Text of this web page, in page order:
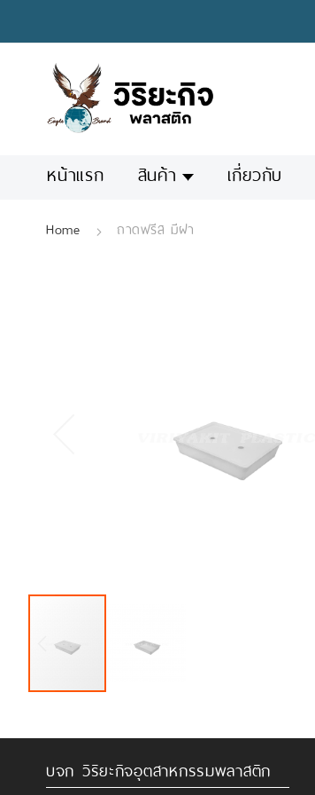
to
Content
หน้าแรก สินค้า เกี่ยวกับ
Home ถาดฟรีส มีฝา
บจก วิริยะกิจอุตสาหกรรมพลาสติก